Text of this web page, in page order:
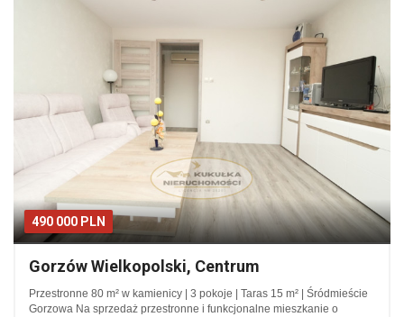
490 000 PLN
Gorzów Wielkopolski, Centrum
Przestronne 80 m² w kamienicy | 3 pokoje | Taras 15 m² | Śródmieście
Gorzowa Na sprzedaż przestronne i funkcjonalne mieszkanie o